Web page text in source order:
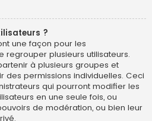
?
une façon pour les
regrouper plusieurs utilisateurs.
à plusieurs groupes et
permissions individuelles. Ceci
qui pourront modifier les
en une seule fois, ou
de modération, ou bien leur